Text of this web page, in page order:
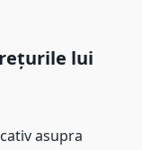
lui
asupra